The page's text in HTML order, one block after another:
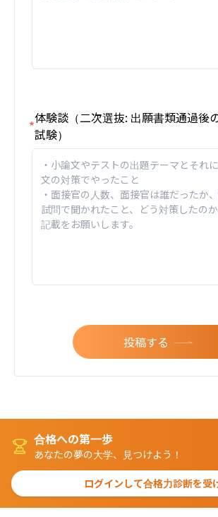
*体験談（二次選抜: 出願書類通過後
試験）
投稿する
合格への第一歩
あなたの夢の大学、見つけよう！
ログインして合格力診断を受